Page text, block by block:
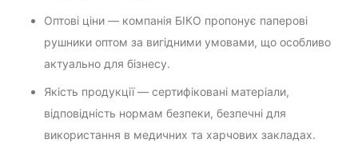
Оптові ціни — компанія БІКО пропонує паперові
рушники оптом за вигідними умовами, що особливо
актуально для бізнесу.
Якість продукції — сертифіковані матеріали,
відповідність нормам безпеки, безпечні для
використання в медичних та харчових закладах.